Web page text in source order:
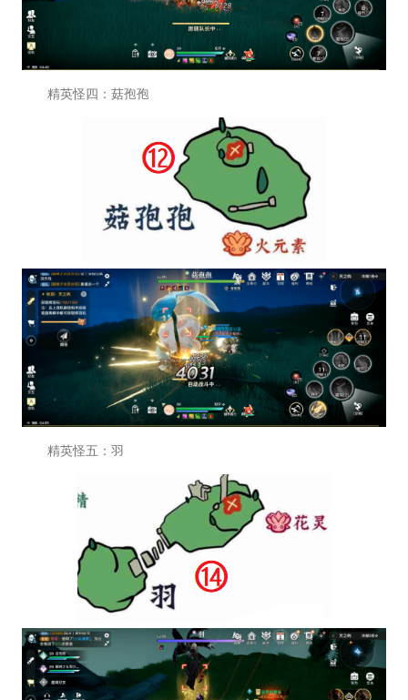
精英怪四：菇孢孢
精英怪五：羽